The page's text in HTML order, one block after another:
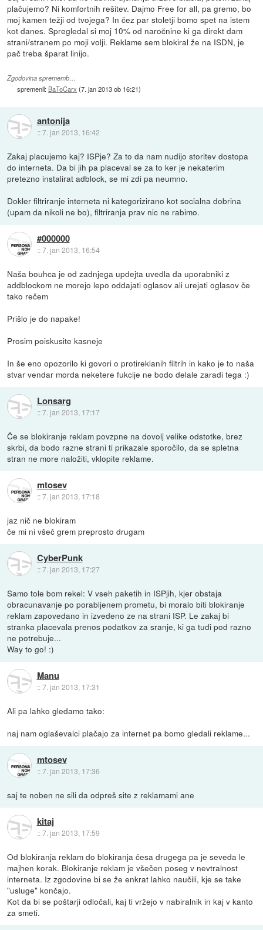
plačujemo? Ni komfortnih rešitev. Dajmo Free for all, pa gremo, bo
moj kamen težji od tvojega? In čez par stoletji bomo spet na istem
kot danes. Spregledal si moj 10% od naročnine ki ga direkt dam
strani/stranem po moji volji. Reklame sem blokiral že na ISDN, je
pač treba šparat linijo.
Zgodovina sprememb…
spremenil: BaToCarx (7. jan 2013 ob 16:21)
antonija
::7. jan 2013, 16:42
Zakaj placujemo kaj? ISPje? Za to da nam nudijo storitev dostopa
do interneta. Da bi jih pa placeval se za to ker je nekaterim
pretezno instalirat adblock, se mi zdi pa neumno.
Dokler filtriranje interneta ni kategorizirano kot socialna dobrina
(upam da nikoli ne bo), filtriranja prav nic ne rabimo.
#000000
::7. jan 2013, 16:54
Naša bouhca je od zadnjega updejta uvedla da uporabniki z
addblockom ne morejo lepo oddajati oglasov ali urejati oglasov če
tako rečem
Prišlo je do napake!
Prosim poiskusite kasneje
In še eno opozorilo ki govori o protireklanih filtrih in kako je to naša
stvar vendar morda neketere fukcije ne bodo delale zaradi tega :)
Lonsarg
::7. jan 2013, 17:17
Če se blokiranje reklam povzpne na dovolj velike odstotke, brez
skrbi, da bodo razne strani ti prikazale sporočilo, da se spletna
stran ne more naložiti, vklopite reklame.
mtosev
::7. jan 2013, 17:18
jaz nič ne blokiram
če mi ni všeč grem preprosto drugam
CyberPunk
::7. jan 2013, 17:27
Samo tole bom rekel: V vseh paketih in ISPjih, kjer obstaja
obracunavanje po porabljenem prometu, bi moralo biti blokiranje
reklam zapovedano in izvedeno ze na strani ISP. Le zakaj bi
stranka placevala prenos podatkov za sranje, ki ga tudi pod razno
ne potrebuje...
Way to go! :)
Manu
::7. jan 2013, 17:31
Ali pa lahko gledamo tako:
naj nam oglaševalci plačajo za internet pa bomo gledali reklame...
mtosev
::7. jan 2013, 17:36
saj te noben ne sili da odpreš site z reklamami ane
kitaj
::7. jan 2013, 17:59
Od blokiranja reklam do blokiranja česa drugega pa je seveda le
majhen korak. Blokiranje reklam je všečen poseg v nevtralnost
interneta. Iz zgodovine bi se že enkrat lahko naučili, kje se take
"usluge" končajo.
Kot da bi se poštarji odločali, kaj ti vržejo v nabiralnik in kaj v kanto
za smeti.